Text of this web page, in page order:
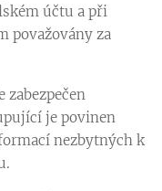
účtu a při
považovány za
je povinen
nezbytných k